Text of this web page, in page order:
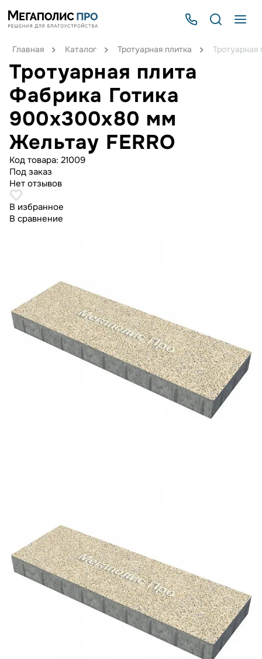
Главная Каталог Тротуарная плитка
Тротуарная плита
Фабрика Готика
900х300х80 мм
Жельтау FERRO
Код товара: 21009
Под заказ
Нет отзывов
В избранное
В сравнение